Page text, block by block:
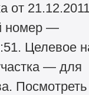
от
номер —
Целевое
— для
Посмотреть